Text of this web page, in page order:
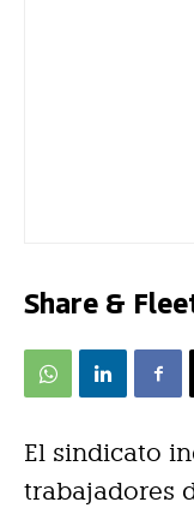
Share &
El sindicato
trabajadores